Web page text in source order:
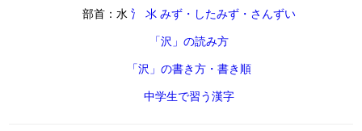
部首：水 氵 氺 みず・したみず・さんずい
「沢」の読み方
「沢」の書き方・書き順
中学生で習う漢字